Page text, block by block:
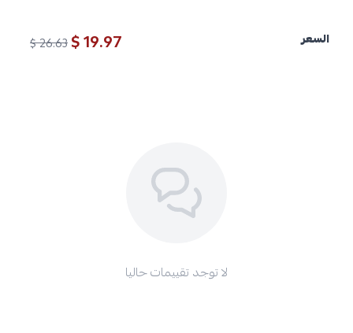
السعر 19.97 $
26.63 $
لا توجد تقييمات حاليا